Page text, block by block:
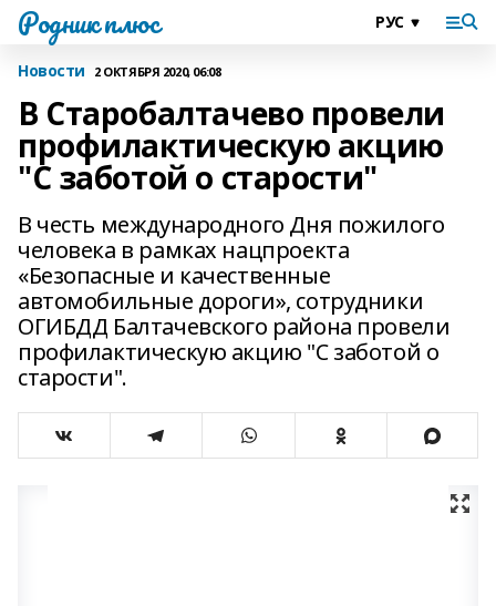
Родник плюс
Новости 2 ОКТЯБРЯ 2020, 06:08
В Старобалтачево провели
профилактическую акцию
"С заботой о старости"
В честь международного Дня пожилого
человека в рамках нацпроекта
«Безопасные и качественные
автомобильные дороги», сотрудники
ОГИБДД Балтачевского района провели
профилактическую акцию "С заботой о
старости".